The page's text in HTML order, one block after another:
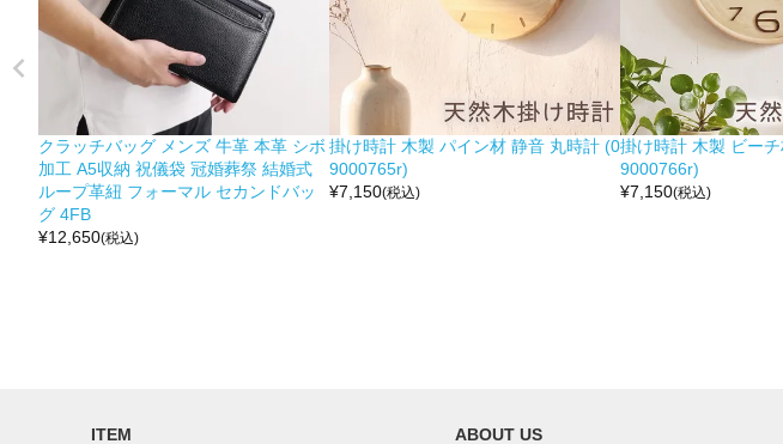
クラッチバッグ メンズ 牛革 本革 シボ
加工 A5収納 祝儀袋 冠婚葬祭 結婚式
ループ革紐 フォーマル セカンドバッ
グ 4FB
¥12,650(税込)
掛け時計 木製 パイン材 静音 丸時計 (0
9000765r)
¥7,150(税込)
掛け時計 木製 ビー
9000766r)
¥7,150(税込)
ITEM
ABOUT US